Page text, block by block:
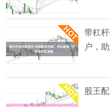
带杠
户，
股王